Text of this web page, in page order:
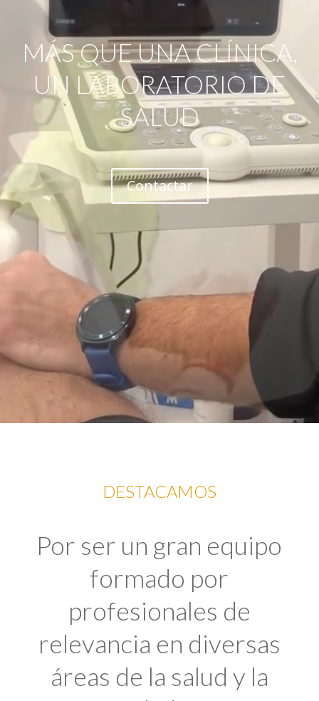
MÁS QUE UNA CLÍNICA,
UN LABORATORIO DE
SALUD
Contactar
DESTACAMOS
Por ser un gran equipo
formado por
profesionales de
relevancia en diversas
áreas de la salud y la